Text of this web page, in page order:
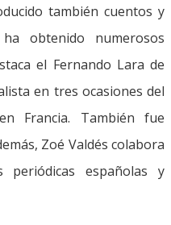
también cuentos y
obtenido numerosos
el Fernando Lara de
en tres ocasiones del
Francia. También fue
Zoé Valdés colabora
periódicas españolas y